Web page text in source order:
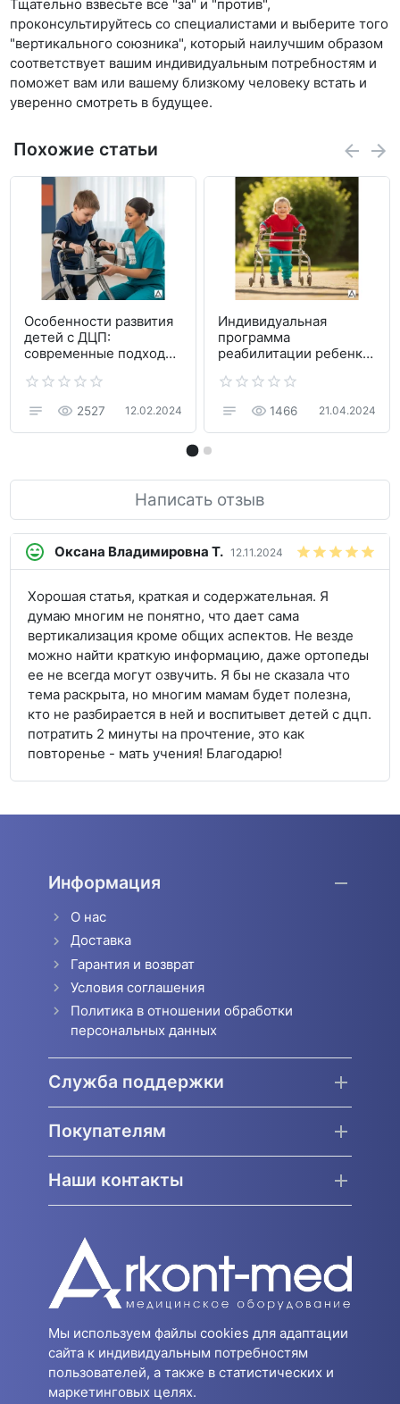
Тщательно взвесьте все "за" и "против",
проконсультируйтесь со специалистами и выберите того
"вертикального союзника", который наилучшим образом
соответствует вашим индивидуальным потребностям и
поможет вам или вашему близкому человеку встать и
уверенно смотреть в будущее.
Похожие статьи
Особенности развития
детей с ДЦП:
современные подходы
2527 12.02.2024
Индивидуальная
программа
реабилитации ребенка
технических средств
реализации
1466 21.04.2024
Написать отзыв
Оксана Владимировна Т. 12.11.2024
Хорошая статья, краткая и содержательная. Я
думаю многим не понятно, что дает сама
вертикализация кроме общих аспектов. Не везде
можно найти краткую информацию, даже ортопеды
ее не всегда могут озвучить. Я бы не сказала что
тема раскрыта, но многим мамам будет полезна,
кто не разбирается в ней и воспитывет детей с дцп.
потратить 2 минуты на прочтение, это как
повторенье - мать учения! Благодарю!
Информация
О нас
Доставка
Гарантия и возврат
Условия соглашения
Политика в отношении обработки
персональных данных
Служба поддержки
Покупателям
Наши контакты
Мы используем файлы cookies для адаптации
сайта к индивидуальным потребностям
пользователей, а также в статистических и
маркетинговых целях.